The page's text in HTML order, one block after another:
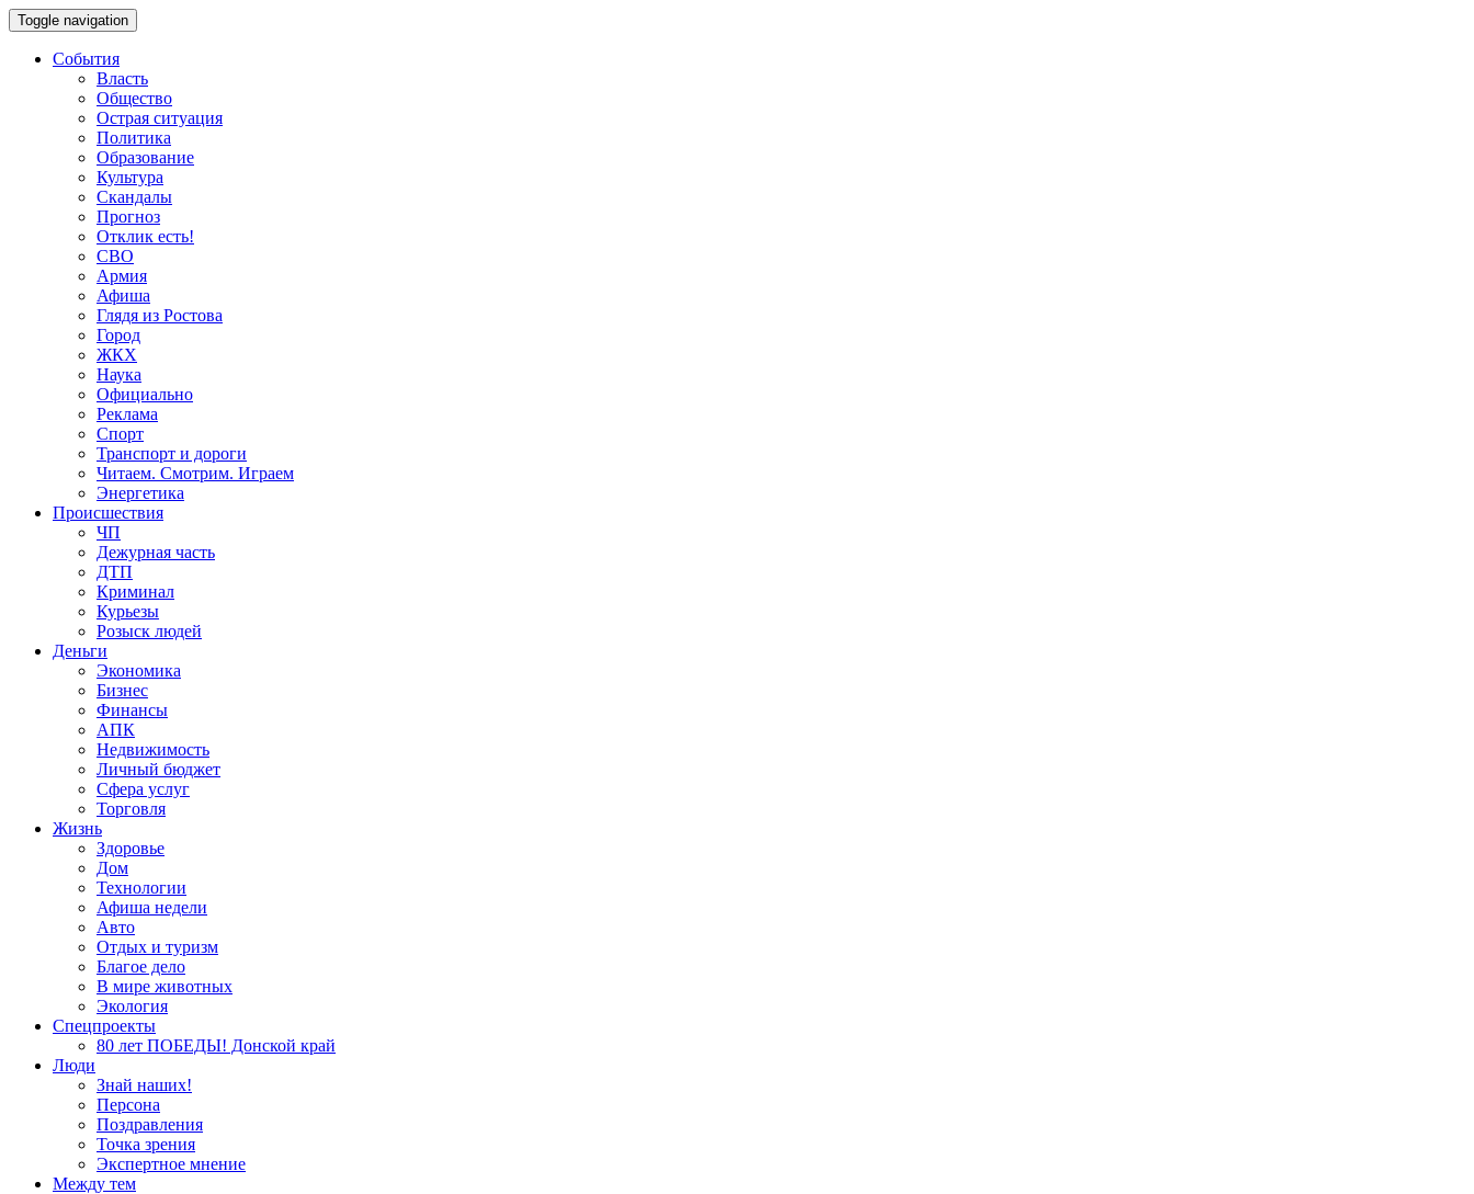
Toggle navigation
События
Власть
Общество
Острая ситуация
Политика
Образование
Культура
Скандалы
Прогноз
Отклик есть!
СВО
Армия
Афиша
Глядя из Ростова
Город
ЖКХ
Наука
Официально
Реклама
Спорт
Транспорт и дороги
Читаем. Смотрим. Играем
Энергетика
Происшествия
ЧП
Дежурная часть
ДТП
Криминал
Курьезы
Розыск людей
Деньги
Экономика
Бизнес
Финансы
АПК
Недвижимость
Личный бюджет
Сфера услуг
Торговля
Жизнь
Здоровье
Дом
Технологии
Афиша недели
Авто
Отдых и туризм
Благое дело
В мире животных
Экология
Спецпроекты
80 лет ПОБЕДЫ! Донской край
Люди
Знай наших!
Персона
Поздравления
Точка зрения
Экспертное мнение
Между тем